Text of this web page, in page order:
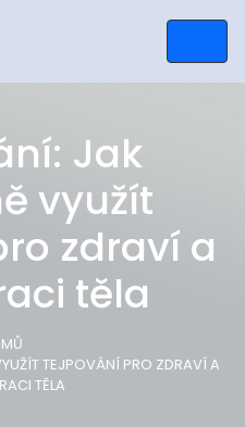
Jak
využít
zdraví a
těla
TEJPOVÁNÍ PRO ZDRAVÍ A
TĚLA